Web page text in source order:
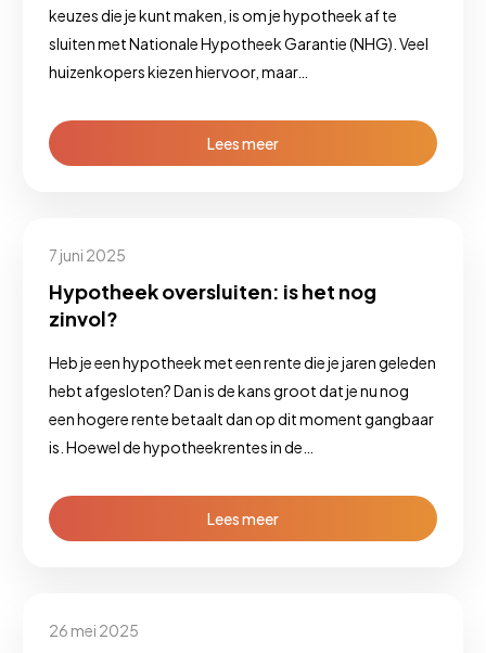
keuzes die je kunt maken, is om je hypotheek af te
sluiten met Nationale Hypotheek Garantie (NHG). Veel
huizenkopers kiezen hiervoor, maar…
Lees meer
7 juni 2025
Hypotheek oversluiten: is het nog
zinvol?
Heb je een hypotheek met een rente die je jaren geleden
hebt afgesloten? Dan is de kans groot dat je nu nog
een hogere rente betaalt dan op dit moment gangbaar
is. Hoewel de hypotheekrentes in de…
Lees meer
26 mei 2025